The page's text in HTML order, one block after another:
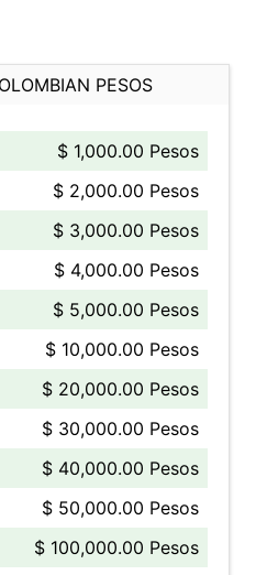
PESOS
$ 1,000.00 Pesos
$ 2,000.00 Pesos
$ 3,000.00 Pesos
$ 4,000.00 Pesos
$ 5,000.00 Pesos
$ 10,000.00 Pesos
$ 20,000.00 Pesos
$ 30,000.00 Pesos
$ 40,000.00 Pesos
$ 50,000.00 Pesos
$ 100,000.00 Pesos